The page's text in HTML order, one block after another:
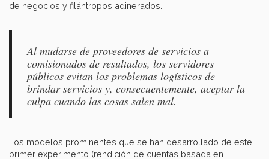
de negocios y filántropos adinerados.
Al mudarse de proveedores de servicios a
comisionados de resultados, los servidores
públicos evitan los problemas logísticos de
brindar servicios y, consecuentemente, aceptar la
culpa cuando las cosas salen mal.
Los modelos prominentes que se han desarrollado de este
primer experimento (rendición de cuentas basada en